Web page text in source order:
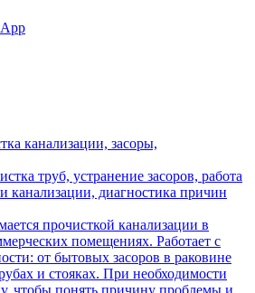
канализации, засоры,
труб, устранение засоров, работа
канализации, диагностика причин
прочисткой канализации в
помещениях. Работает с
от бытовых засоров в раковине
и стояках. При необходимости
чтобы понять причину проблемы и